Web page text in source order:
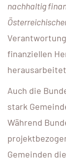
nachhaltig
finanziellen
Auch die
stark
Während
Gemeinden